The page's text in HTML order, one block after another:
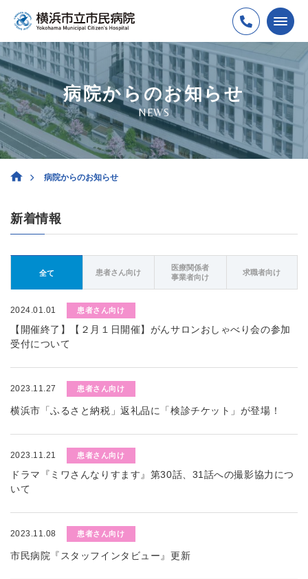
病院からのお知らせ
NEWS
病院からのお知らせ
新着情報
全て 患者さん向け
医療関係者
事業者向け
求職者向け
2024.01.01 患者さん向け
【開催終了】【２月１日開催】がんサロンおしゃべり会の参加
受付について
2023.11.27 患者さん向け
横浜市「ふるさと納税」返礼品に「検診チケット」が登場！
2023.11.21 患者さん向け
ドラマ『ミワさんなりすます』第30話、31話への撮影協力につ
いて
2023.11.08 患者さん向け
市民病院『スタッフインタビュー』更新